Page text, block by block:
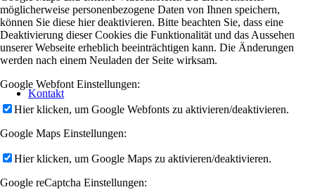
Kontakt
möglicherweise personenbezogene Daten von Ihnen speichern,
können Sie diese hier deaktivieren. Bitte beachten Sie, dass eine
Deaktivierung dieser Cookies die Funktionalität und das Aussehen
unserer Webseite erheblich beeinträchtigen kann. Die Änderungen
werden nach einem Neuladen der Seite wirksam.
Google Webfont Einstellungen:
Hier klicken, um Google Webfonts zu aktivieren/deaktivieren.
Google Maps Einstellungen:
Hier klicken, um Google Maps zu aktivieren/deaktivieren.
Google reCaptcha Einstellungen: